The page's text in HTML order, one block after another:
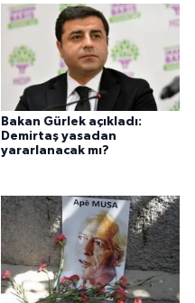
Bakan Gürlek açıkladı:
Demirtaş yasadan
yararlanacak mı?